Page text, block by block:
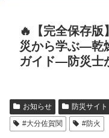
🔥【完全保存版
災から学ぶ―乾
ガイド―防災士
お知らせ 防災サイト
#大分佐賀関
#防火